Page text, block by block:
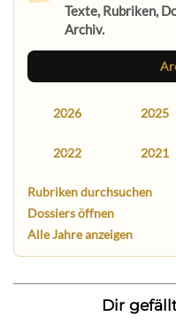
Texte, Rubriken,
Archiv.
2026 2025
2022 2021
Rubriken durchsuchen
Dossiers öffnen
Alle Jahre anzeigen
Dir